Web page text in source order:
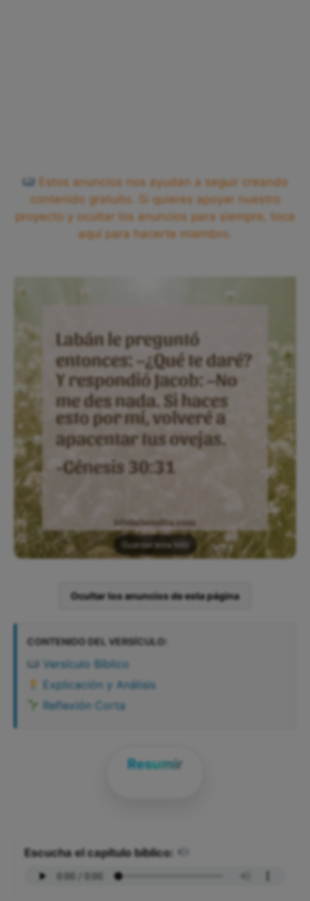
Estos anuncios nos ayudan a seguir creando
contenido gratuito. Si quieres apoyar nuestro
proyecto y ocultar los anuncios para siempre, toca
aquí para hacerte miembro.
Guardar esta foto
Ocultar los anuncios de esta página
CONTENIDO DEL VERSÍCULO:
Versículo Bíblico
Explicación y Análisis
Reflexión Corta
Resumir
Escucha el capítulo bíblico: